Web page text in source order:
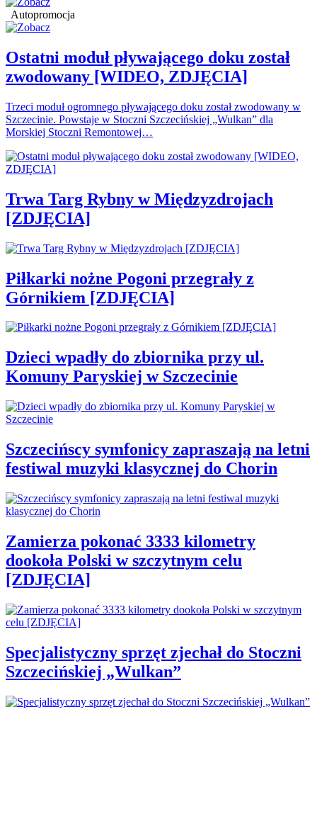
Autopromocja
Ostatni moduł pływającego doku został
zwodowany [WIDEO, ZDJĘCIA]
Trzeci moduł ogromnego pływającego doku został zwodowany w
Szczecinie. Powstaje w Stoczni Szczecińskiej „Wulkan” dla
Morskiej Stoczni Remontowej…
Trwa Targ Rybny w Międzyzdrojach
[ZDJĘCIA]
Piłkarki nożne Pogoni przegrały z
Górnikiem [ZDJĘCIA]
Dzieci wpadły do zbiornika przy ul.
Komuny Paryskiej w Szczecinie
Szczecińscy symfonicy zapraszają na letni
festiwal muzyki klasycznej do Chorin
Zamierza pokonać 3333 kilometry
dookoła Polski w szczytnym celu
[ZDJĘCIA]
Specjalistyczny sprzęt zjechał do Stoczni
Szczecińskiej „Wulkan”